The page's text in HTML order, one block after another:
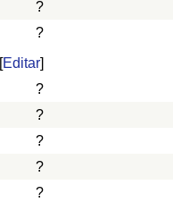
?
?
[Editar]
?
?
?
?
?